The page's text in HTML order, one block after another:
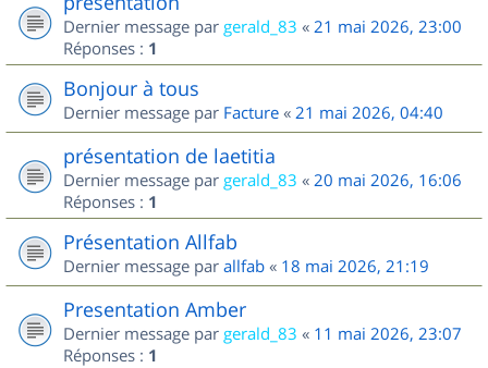
Dernier message par gerald_83 « 21 mai 2026, 23:00
Réponses : 1
Bonjour à tous
Dernier message par Facture « 21 mai 2026, 04:40
présentation de laetitia
Dernier message par gerald_83 « 20 mai 2026, 16:06
Réponses : 1
Présentation Allfab
Dernier message par allfab « 18 mai 2026, 21:19
Presentation Amber
Dernier message par gerald_83 « 11 mai 2026, 23:07
Réponses : 1